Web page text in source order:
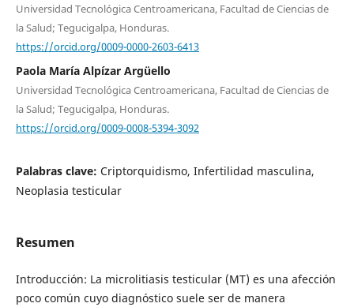
Universidad Tecnológica Centroamericana, Facultad de Ciencias de
la Salud; Tegucigalpa, Honduras.
https://orcid.org/0009-0000-2603-6413
Paola María Alpízar Argüello
Universidad Tecnológica Centroamericana, Facultad de Ciencias de
la Salud; Tegucigalpa, Honduras.
https://orcid.org/0009-0008-5394-3092
Palabras clave: Criptorquidismo, Infertilidad masculina,
Neoplasia testicular
Resumen
Introducción: La microlitiasis testicular (MT) es una afección
poco común cuyo diagnóstico suele ser de manera